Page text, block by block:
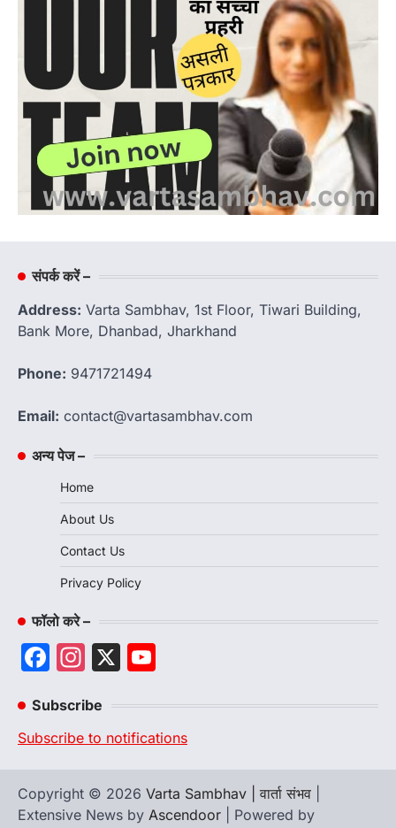
संपर्क करें –
Address: Varta Sambhav, 1st Floor, Tiwari Building,
Bank More, Dhanbad, Jharkhand
Phone: 9471721494
Email: contact@vartasambhav.com
अन्य पेज –
Home
About Us
Contact Us
Privacy Policy
फॉलो करे –
Facebook
Instagram
X
Subscribe
Subscribe to notifications
Copyright © 2026 Varta Sambhav | वार्ता संभव
Extensive News by Ascendoor | Powered by